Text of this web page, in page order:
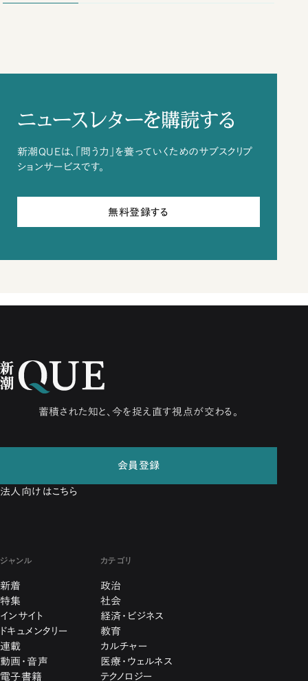
ニュースレターを購読する
新潮QUEは、「問う力」を養っていくためのサブスクリプ
ションサービスです。
無料登録する
蓄積された知と、今を捉え直す視点が交わる。
会員登録
法人向けはこちら
ジャンル
新着
特集
インサイト
ドキュメンタリー
連載
動画・音声
電子書籍
カテゴリ
政治
社会
経済・ビジネス
教育
カルチャー
医療・ウェルネス
テクノロジー